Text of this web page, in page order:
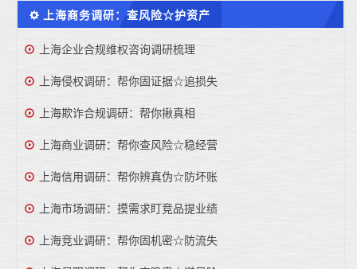
上海商务调研：查风险☆护资产
上海企业合规维权咨询调研梳理
上海侵权调研：帮你固证据☆追损失
上海欺诈合规调研：帮你揪真相
上海商业调研：帮你查风险☆稳经营
上海信用调研：帮你辨真伪☆防坏账
上海市场调研：摸需求盯竞品提业绩
上海竞业调研：帮你固机密☆防流失